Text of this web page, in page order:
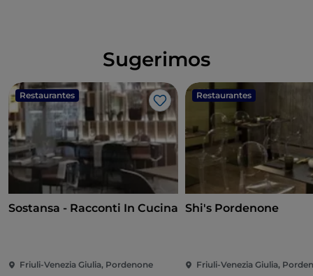
Sugerimos
Restaurantes
Me gusta
Sostansa - Racconti In Cucina
Friuli-Venezia Giulia, Pordenone
Restaurantes
Shi's Pordenone
Friuli-Venezia Giulia,